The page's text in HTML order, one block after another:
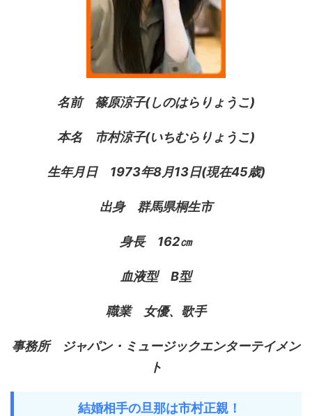
名前 篠原涼子(しのはらりょうこ)
本名 市村涼子(いちむらりょうこ)
生年月日 1973年8月13日(現在45歳)
出身 群馬県桐生市
身長 162㎝
血液型 B型
職業 女優、歌手
事務所 ジャパン・ミュージックエンターテイメン
ト
結婚相手の旦那は市村正親！